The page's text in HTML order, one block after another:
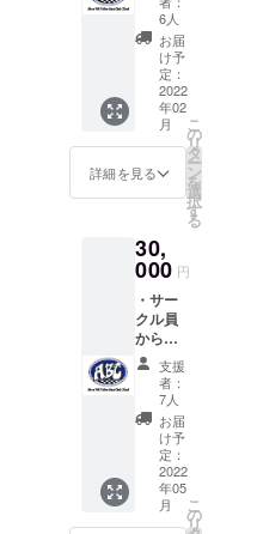
ンド
ロール
に名前
を掲載
させて
いただ
きま
す。
「※支援
希望の
お名前
をご記
入くだ
さ
い。」
送らせ
ていた
だきま
す。 ・
オリジ
ナル公
演Tシャ
ツを送
らせて
いただ
きま
（※T
シャツ
デザイ
ンは二
枚目の
画像に
ござい
す。）
・3月に
行われ
る引退
公演の
エンド
ロール
6人
お届
け予
定：
2022
年02
月
詳細を見る
こ
の
リ
タ
ー
ン
を
選
択
す
る
30,
000 円
・サー
クル員
からお
礼のお
手紙を
送らせ
ていた
だきま
す。 ・
引退公
演DVD
を送ら
せてい
支援
者：
7人
お届
け予
定：
2022
年05
月
こ
の
リ